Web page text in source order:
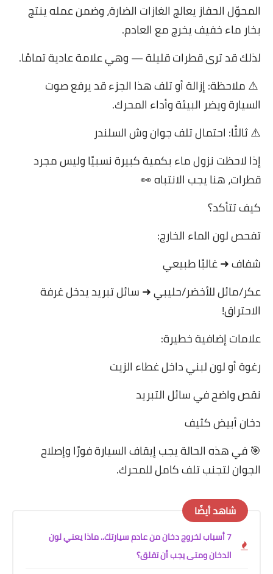
المحوّل الحفاز يعالج الغازات الضارة، وضمن عمله ينتج
بخار ماء خفيف يخرج مع العادم.
لذلك قد ترى قطرات قليلة — وهي علامة عادية تمامًا.
⚠️ ملاحظة: إزالة أو تلف هذا الجزء قد يرفع صوت
السيارة ويضر البيئة وأداء المحرك.
⚠️ ثالثًا: احتمال تلف جوان وش السلندر
إذا لاحظت نزول ماء بكمية كبيرة نسبيًا وليس مجرد
قطرات، هنا يجب الانتباه 👀
كيف تتأكد؟
تفحص لون الماء الخارج:
شفاف ➜ غالبًا طبيعي
عكر/مائل للأخضر/حليبي ➜ سائل تبريد يدخل غرفة
الاحتراق!
علامات إضافية خطيرة:
رغوة أو لون لبني داخل غطاء الزيت
نقص واضح في سائل التبريد
دخان أبيض كثيف
🎯 في هذه الحالة يجب إيقاف السيارة فورًا وإصلاح
الجوان لتجنب تلف كامل للمحرك.
شاهد أيضًا
7 أسباب لخروج دخان من عادم سيارتك.. ماذا يعني لون
الدخان ومتى يجب أن تقلق؟